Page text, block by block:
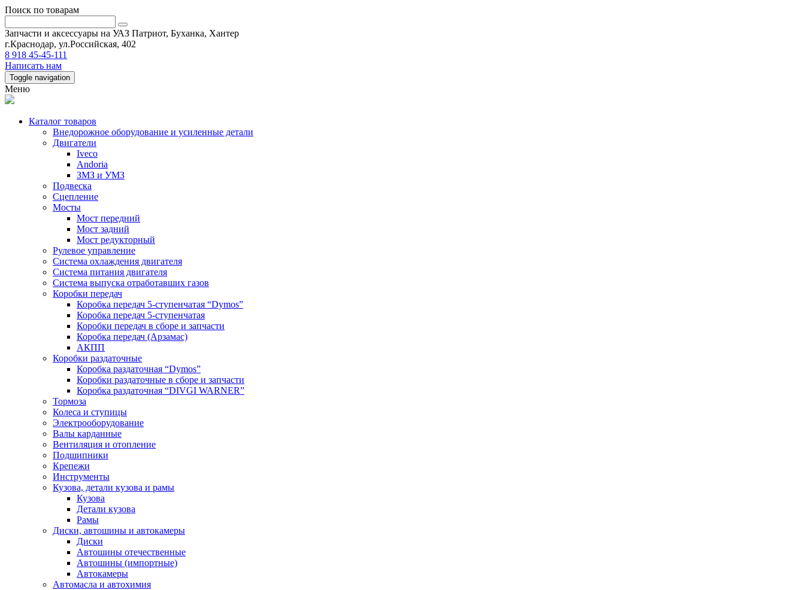
Поиск по товарам
Запчасти и аксессуары на УАЗ Патриот, Буханка, Хантер
г.Краснодар, ул.Российская, 402
8 918 45-45-111
Написать нам
Toggle navigation
Меню
Каталог товаров
Внедорожное оборудование и усиленные детали
Двигатели
Iveco
Andoria
ЗМЗ и УМЗ
Подвеска
Сцепление
Мосты
Мост передний
Мост задний
Мост редукторный
Рулевое управление
Система охлаждения двигателя
Система питания двигателя
Система выпуска отработавших газов
Коробки передач
Коробка передач 5-ступенчатая “Dymos”
Коробка передач 5-ступенчатая
Коробки передач в сборе и запчасти
Коробка передач (Арзамас)
АКПП
Коробки раздаточные
Коробка раздаточная “Dymos”
Коробки раздаточные в сборе и запчасти
Коробка раздаточная “DIVGI WARNER”
Тормоза
Колеса и ступицы
Электрооборудование
Валы карданные
Вентиляция и отопление
Подшипники
Крепежи
Инструменты
Кузова, детали кузова и рамы
Кузова
Детали кузова
Рамы
Диски, автошины и автокамеры
Диски
Автошины отечественные
Автошины (импортные)
Автокамеры
Автомасла и автохимия